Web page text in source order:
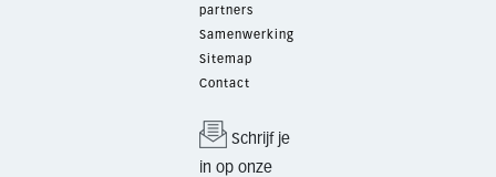
partners
Samenwerking
Sitemap
Contact
Schrijf je
in op onze